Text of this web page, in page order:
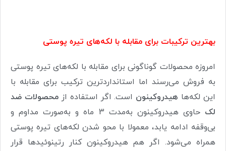
بهترین ترکیبات برای مقابله با لکه‌های تیره پوستی
امروزه محصولات گوناگونی برای مقابله با لکه‌های تیره پوستی
به فروش می‌رسند اما استانداردترین ترکیب برای مقابله با
این لکه‌ها هیدروکینون است. اگر استفاده ازمحصولات ضد
لک
حاوی هیدروکینون به‌مدت 3 ماه و به‌صورت مداوم و
بی‌وقفه ادامه یابد، معمولا با محو شدن لکه‌های تیره پوستی
همراه می‌شود. اگر هم هیدروکینون کنار رتینوئیدها قرار